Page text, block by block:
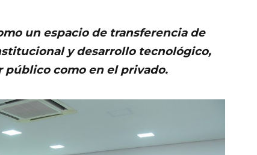
un espacio de transferencia de
y desarrollo tecnológico,
como en el privado.